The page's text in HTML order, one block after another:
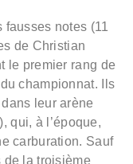
fausses notes (11
de Christian
le premier rang de
championnat. Ils
leur arène
qui, à l’époque,
carburation. Sauf
de la troisième